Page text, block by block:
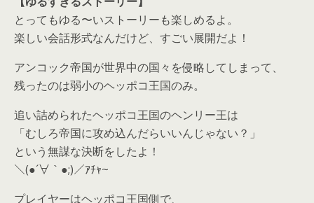
とってもゆる〜いストーリーも楽しめるよ。
楽しい会話形式なんだけど、すごい展開だよ！
アンコック帝国が世界中の国々を侵略してしまって、
残ったのは弱小のヘッポコ王国のみ。
追い詰められたヘッポコ王国のヘンリー王は
「むしろ帝国に攻め込んだらいいんじゃない？」
という無謀な決断をしたよ！
＼(●´∀｀●;)／ｱﾁｬ~
プレイヤーはヘッポコ王国側で、